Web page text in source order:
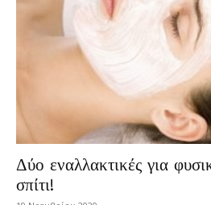
Δύο εναλλακτικές για
σπίτι!